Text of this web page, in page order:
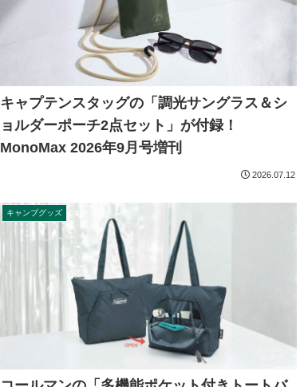
キャプテンスタッグの「調光サングラス＆シ
ョルダーポーチ2点セット」が付録！
MonoMax 2026年9月号増刊
2026.07.12
キャンプグッズ